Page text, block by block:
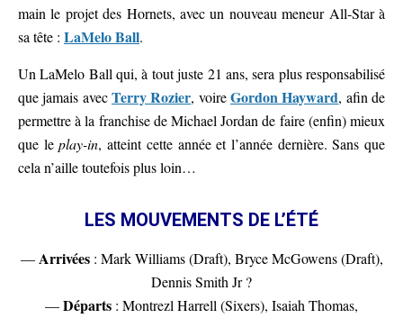
main le projet des Hornets, avec un nouveau meneur All-Star à
sa tête : LaMelo Ball.
Un LaMelo Ball qui, à tout juste 21 ans, sera plus responsabilisé
que jamais avecTerry Rozier, voireGordon Hayward, afin de
permettre à la franchise de Michael Jordan de faire (enfin) mieux
que leplay-in, atteint cette année et l’année dernière. Sans que
cela n’aille toutefois plus loin…
LES MOUVEMENTS DE L’ÉTÉ
—Arrivées: Mark Williams (Draft), Bryce McGowens (Draft),
Dennis Smith Jr ?
—Départs : Montrezl Harrell (Sixers), Isaiah Thomas,